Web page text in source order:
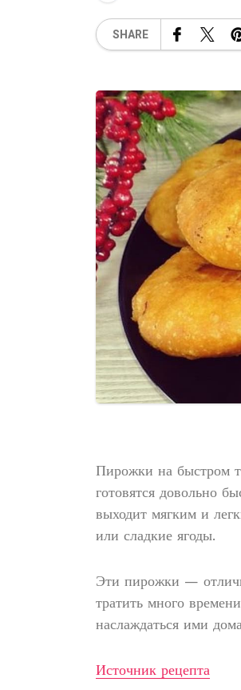
SHARE
Пирожки на быстром
готовятся довольно
выходит мягким и
или сладкие ягоды.
Эти пирожки —
тратить много
наслаждаться ими
Источник рецепта